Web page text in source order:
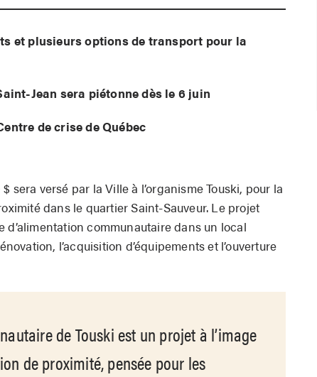
et plusieurs options de transport pour la
Jean sera piétonne dès le 6 juin
de crise de Québec
sera versé par la Ville à l’organisme Touski, pour la
dans le quartier Saint-Sauveur. Le projet
d’alimentation communautaire dans un local
l’acquisition d’équipements et l’ouverture
de Touski est un projet à l’image
de proximité, pensée pour les